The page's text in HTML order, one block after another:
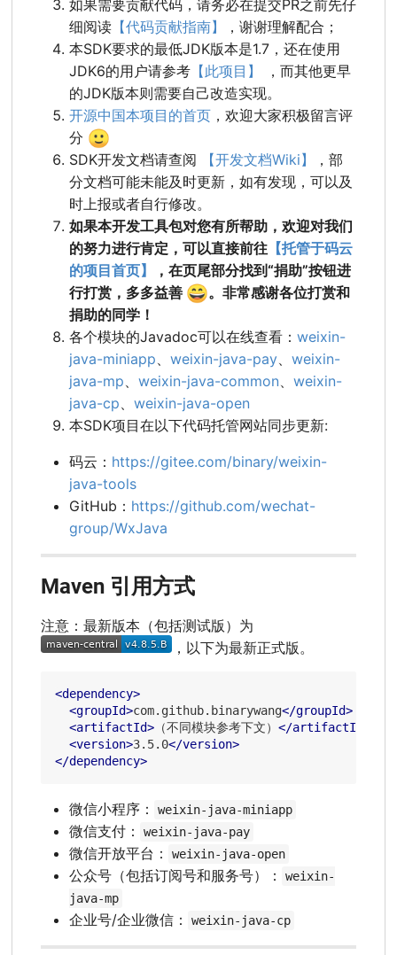
如果需要贡献代码，请务必在提交PR之前先仔
细阅读 【代码贡献指南】
，谢谢理解配合；
本SDK要求的最低JDK版本是1.7，还在使用
JDK6的用户请参考 【此项目】
，而其他更早
的JDK版本则需要自己改造实现。
开源中国本项目的首页 ，欢迎大家积极留言评
分 🙂
SDK开发文档请查阅 【开发文档Wiki】
，部
分文档可能未能及时更新，如有发现，可以及
时上报或者自行修改。
如果本开发工具包对您有所帮助，欢迎对我们
的努力进行肯定，可以直接前往 【托管于码云
的项目首页】
，在页尾部分找到“捐助”按钮进
行打赏，多多益善 😄。非常感谢各位打赏和
捐助的同学！
各个模块的Javadoc可以在线查看： weixin-
java-miniapp
weixin-java-pay
weixin-
java-mp
weixin-java-common
weixin-
java-cp
weixin-java-open
本SDK项目在以下代码托管网站同步更新:
码云： https://gitee.com/binary/weixin-
java-tools
GitHub： https://github.com/wechat-
group/WxJava
Maven 引用方式
注意：最新版本（包括测试版）为
，以下为最新正式版。
<dependency>
<groupId>com.github.binarywang</groupId>
<artifactId> （不同模块参考下文） </artifactId
<version>3.5.0</version>
</dependency>
微信小程序： weixin-java-miniapp
微信支付： weixin-java-pay
微信开放平台： weixin-java-open
公众号（包括订阅号和服务号）：
weixin-
java-mp
企业号/企业微信： weixin-java-cp